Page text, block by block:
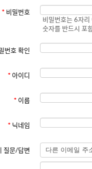
목적으로 사용할 수 있는 비독점
적절한 콘텐츠는 삭제될 수 있으
회원 설정 또는 앱 알림 설정에
를 해서는 안 됩니다:
적절한 콘텐츠의 게시
인 운영을 방해하는 행위
츠에 대한 조치
불쾌감을 주는 콘텐츠 또는 게시
경우, 해당 콘텐츠는 관리자에 의
* 비밀번호
비밀번호는 6자
숫자를 반드시 포
번호 확인
*아이디
* 이름
* 닉네임
질문/답변